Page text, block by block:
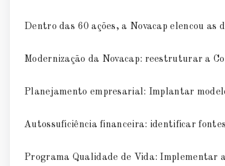
Dentro das 60 ações, a Novacap elencou as
Modernização da Novacap: reestruturar a
Planejamento empresarial: Implantar
Autossuficiência financeira: identificar
Programa Qualidade de Vida: Implementar